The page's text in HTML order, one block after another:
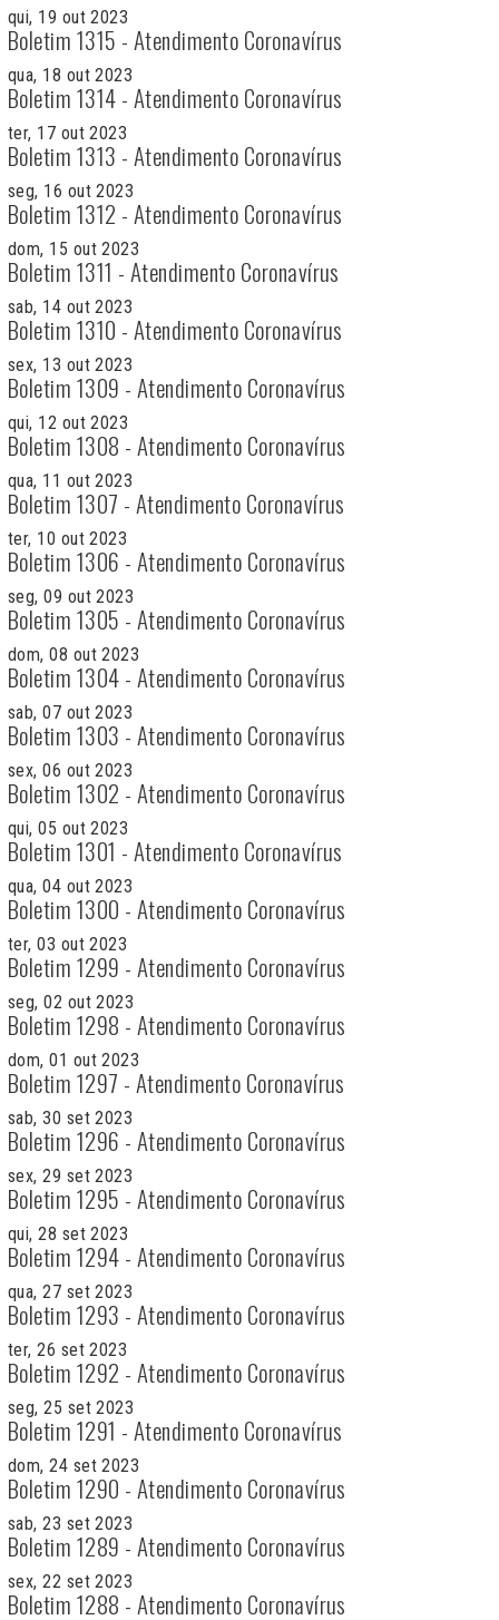
qui, 19 out 2023
Boletim 1315 - Atendimento Coronavírus
qua, 18 out 2023
Boletim 1314 - Atendimento Coronavírus
ter, 17 out 2023
Boletim 1313 - Atendimento Coronavírus
seg, 16 out 2023
Boletim 1312 - Atendimento Coronavírus
dom, 15 out 2023
Boletim 1311 - Atendimento Coronavírus
sab, 14 out 2023
Boletim 1310 - Atendimento Coronavírus
sex, 13 out 2023
Boletim 1309 - Atendimento Coronavírus
qui, 12 out 2023
Boletim 1308 - Atendimento Coronavírus
qua, 11 out 2023
Boletim 1307 - Atendimento Coronavírus
ter, 10 out 2023
Boletim 1306 - Atendimento Coronavírus
seg, 09 out 2023
Boletim 1305 - Atendimento Coronavírus
dom, 08 out 2023
Boletim 1304 - Atendimento Coronavírus
sab, 07 out 2023
Boletim 1303 - Atendimento Coronavírus
sex, 06 out 2023
Boletim 1302 - Atendimento Coronavírus
qui, 05 out 2023
Boletim 1301 - Atendimento Coronavírus
qua, 04 out 2023
Boletim 1300 - Atendimento Coronavírus
ter, 03 out 2023
Boletim 1299 - Atendimento Coronavírus
seg, 02 out 2023
Boletim 1298 - Atendimento Coronavírus
dom, 01 out 2023
Boletim 1297 - Atendimento Coronavírus
sab, 30 set 2023
Boletim 1296 - Atendimento Coronavírus
sex, 29 set 2023
Boletim 1295 - Atendimento Coronavírus
qui, 28 set 2023
Boletim 1294 - Atendimento Coronavírus
qua, 27 set 2023
Boletim 1293 - Atendimento Coronavírus
ter, 26 set 2023
Boletim 1292 - Atendimento Coronavírus
seg, 25 set 2023
Boletim 1291 - Atendimento Coronavírus
dom, 24 set 2023
Boletim 1290 - Atendimento Coronavírus
sab, 23 set 2023
Boletim 1289 - Atendimento Coronavírus
sex, 22 set 2023
Boletim 1288 - Atendimento Coronavírus